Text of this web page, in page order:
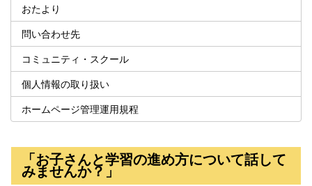
おたより
問い合わせ先
コミュニティ・スクール
個人情報の取り扱い
ホームページ管理運用規程
「お子さんと学習の進め方について話して
みませんか？」